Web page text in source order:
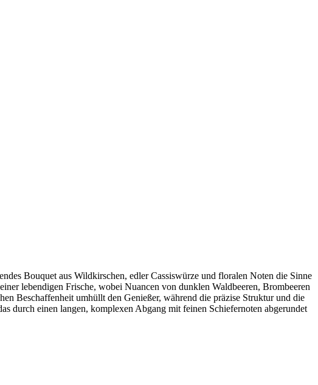
Bouquet aus Wildkirschen, edler Cassiswürze und floralen Noten die Sinne
lebendigen Frische, wobei Nuancen von dunklen Waldbeeren, Brombeeren
Beschaffenheit umhüllt den Genießer, während die präzise Struktur und die
durch einen langen, komplexen Abgang mit feinen Schiefernoten abgerundet